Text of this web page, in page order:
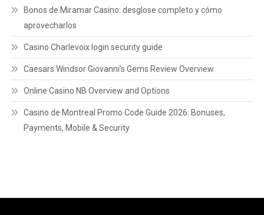
Bonos de Miramar Casino: desglose completo y cómo
aprovecharlos
Casino Charlevoix login security guide
Caesars Windsor Giovanni’s Gems Review Overview
Online Casino NB Overview and Options